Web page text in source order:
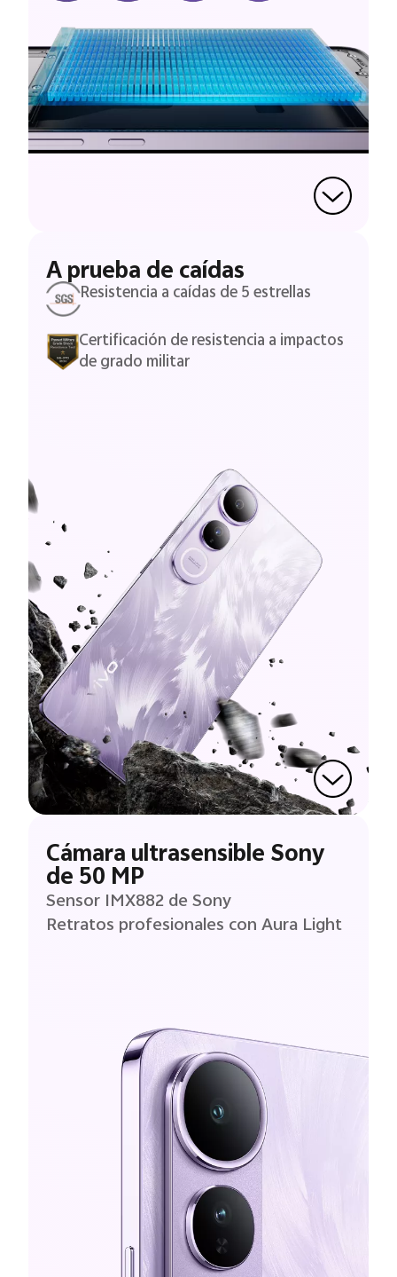
A prueba de caídas
Resistencia a caídas de 5 estrellas
Certificación de resistencia a impactos
de grado militar
Cámara ultrasensible Sony
de 50 MP
Sensor IMX882 de Sony
Retratos profesionales con Aura Light